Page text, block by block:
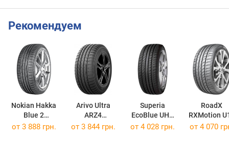
Рекомендуем
Nokian Hakka
Blue 2
225/45 R17 94W
Arivo Ultra
ARZ4
225/45 R17 94W
Superia
EcoBlue UHP
225/45 R17 94W
RoadX
RXMotion
225/45 R17
от 3 888 грн. от 3 844 грн. от 4 028 грн. от 4 070